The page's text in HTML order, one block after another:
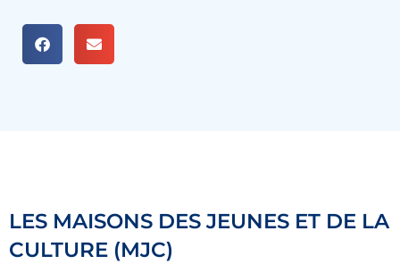
LES MAISONS DES JEUNES ET DE LA
CULTURE (MJC)